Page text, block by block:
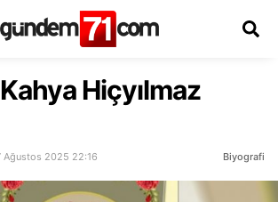
Hiçyılmaz
Ağustos 2025 22:16 Biyografi